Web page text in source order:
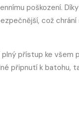
poškození.
což
plný přístup ke
připnutí k batohu,